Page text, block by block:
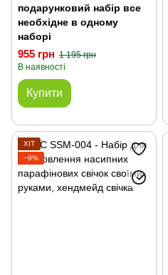
подарунковий набір все
необхідне в одному
наборі
955 грн 1 195 грн
В наявності
Купити
ХІТ
−9%